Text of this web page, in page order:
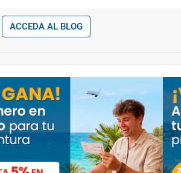
ACCEDA AL BLOG